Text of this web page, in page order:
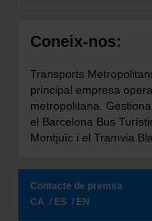
Coneix-nos:
Transports
principal empresa
metropolitana.
el Barcelona Bus
Montjuïc i el Tramvia
Contacte de premsa
CA
ES EN